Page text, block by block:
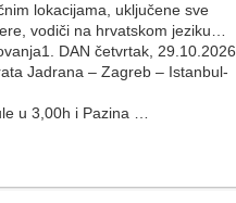
lokacijama, uključene sve
vodiči na hrvatskom jeziku…
DAN četvrtak, 29.10.2026
Jadrana – Zagreb – Istanbul-
u 3,00h i Pazina …